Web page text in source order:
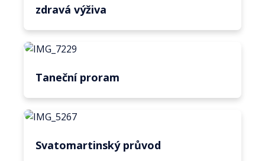
zdravá výživa
Taneční proram
Svatomartinský průvod